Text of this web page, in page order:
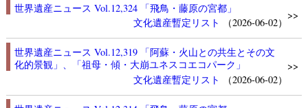
世界遺産ニュース Vol.12,324 「飛鳥・藤原の宮都」
文化遺産暫定リスト （2026-06-02）
>>
世界遺産ニュース Vol.12,319 「阿蘇・火山との共生とその文
化的景観」、「祖母・傾・大崩ユネスコエコパーク」
文化遺産暫定リスト （2026-06-02）
>>